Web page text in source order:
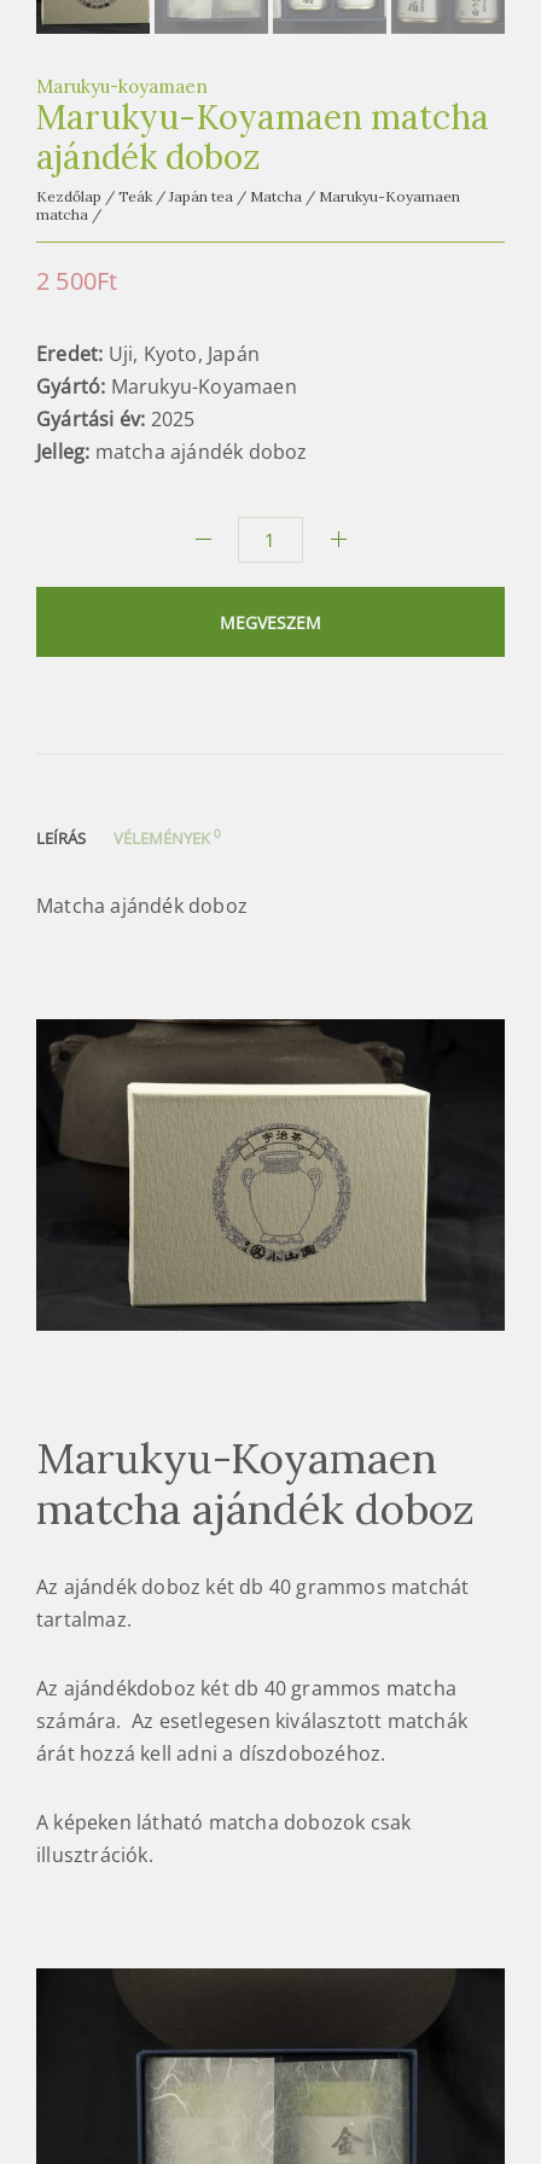
t
e
a
h
á
z
Marukyu-koyamaen
Marukyu-Koyamaen matcha
ajándék doboz
Kezdőlap / Teák /Japán tea / Matcha / Marukyu-Koyamaen
matcha /
2 500Ft
Eredet: Uji, Kyoto, Japán
Gyártó: Marukyu-Koyamaen
Gyártási év: 2025
Jelleg: matcha ajándék doboz
MEGVESZEM
LEÍRÁS VÉLEMÉNYEK0
Matcha ajándék doboz
Marukyu-Koyamaen
matcha ajándék doboz
Az ajándék doboz két db 40 grammos matchát
tartalmaz.
Az ajándékdoboz két db 40 grammos matcha
számára. Az esetlegesen kiválasztott matchák
árát hozzá kell adni a díszdobozéhoz.
A képeken látható matcha dobozok csak
illusztrációk.